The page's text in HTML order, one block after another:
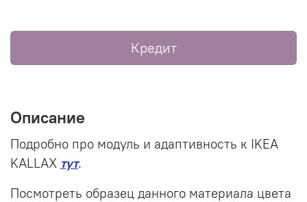
Кредит
Описание
Подробно про модуль и адаптивность к IKEA
KALLAX тут.
Посмотреть образец данного материала цвета